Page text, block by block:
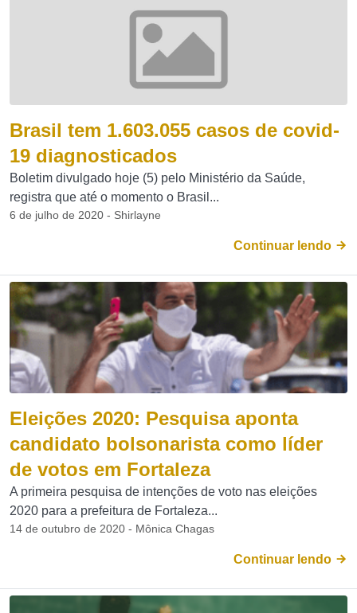
Brasil tem 1.603.055 casos de covid-
19 diagnosticados
Boletim divulgado hoje (5) pelo Ministério da Saúde,
registra que até o momento o Brasil...
6 de julho de 2020 - Shirlayne
Continuar lendo
Eleições 2020: Pesquisa aponta
candidato bolsonarista como líder
de votos em Fortaleza
A primeira pesquisa de intenções de voto nas eleições
2020 para a prefeitura de Fortaleza...
14 de outubro de 2020 - Mônica Chagas
Continuar lendo